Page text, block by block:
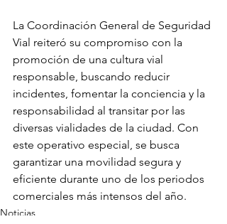
La Coordinación General de Seguridad
Vial reiteró su compromiso con la
promoción de una cultura vial
responsable, buscando reducir
incidentes, fomentar la conciencia y la
responsabilidad al transitar por las
diversas vialidades de la ciudad. Con
este operativo especial, se busca
garantizar una movilidad segura y
eficiente durante uno de los periodos
comerciales más intensos del año.
Noticias